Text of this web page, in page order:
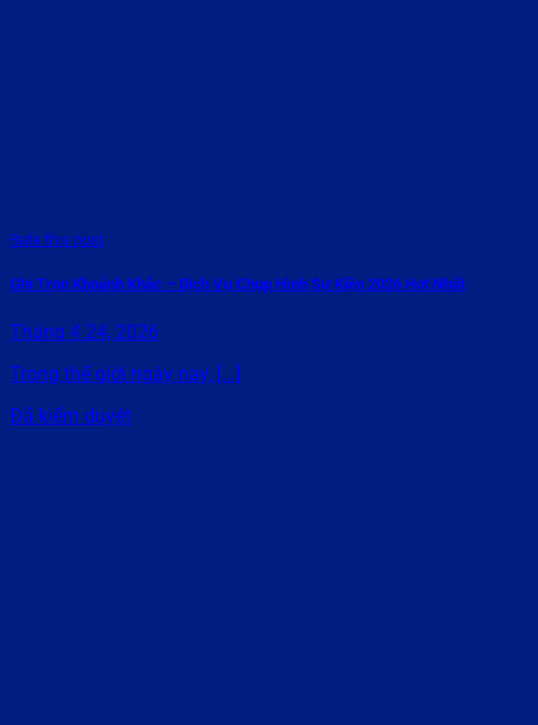
Rate this post
Ghi Trọn Khoảnh Khắc – Dịch Vụ Chụp Hình Sự Kiện 2026 Hot Nhất
Tháng 4 24, 2026
Trong thế giới ngày nay, [...]
Đã kiểm duyệt